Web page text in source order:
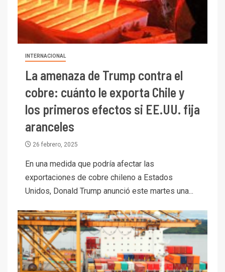
INTERNACIONAL
La amenaza de Trump contra el
cobre: cuánto le exporta Chile y
los primeros efectos si EE.UU. fija
aranceles
26 febrero, 2025
En una medida que podría afectar las
exportaciones de cobre chileno a Estados
Unidos, Donald Trump anunció este martes una...
3 I+D
PIB minero impacta el
crecimiento regional: Banco
trimestre
4 I+D
Informe bimensual de
Cochilco: precio del cobre
alcanza máximos por escasez
5
del cobre y educación superior
se relacionan en zonas
BHP proyecta producción de
cobre cercana a 2 millones de
toneladas tras récord en
Escondida
7 I+D